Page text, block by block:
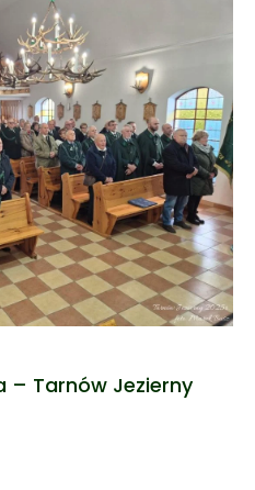
– Tarnów Jezierny